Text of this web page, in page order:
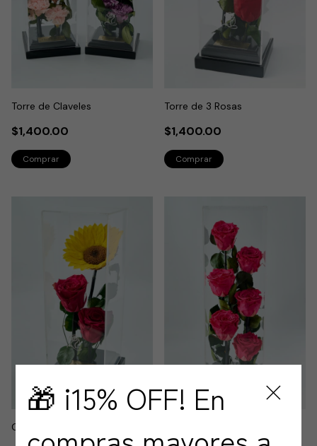
Torre de Claveles
$1,400.00
Torre de 3 Rosas
$1,400.00
Girasol con Rosas
🎁 ¡15% OFF! En